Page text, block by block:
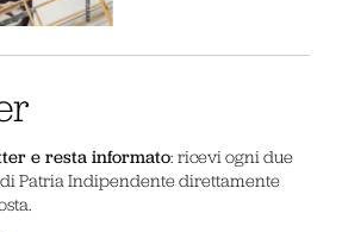
e resta informato: ricevi ogni due
Patria Indipendente direttamente